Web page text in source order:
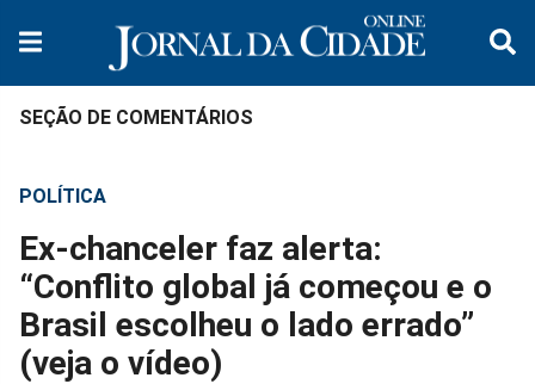
SEÇÃO DE COMENTÁRIOS
POLÍTICA
Ex-chanceler faz alerta:
“Conflito global já começou e o
Brasil escolheu o lado errado”
(veja o vídeo)